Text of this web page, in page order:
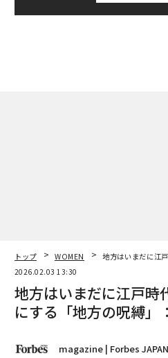
トップ WOMEN
地方はいまだに江
2026.02.03 13:30
地方はいまだに江戸時
にする「地方の呪縛」
magazine | Forbes